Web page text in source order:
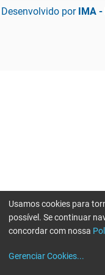
Desenvolvido por IMA -
Usamos cookies para
possível. Se continuar
concordar com nossa
Gerenciar Cookies...
Erro ao enviar